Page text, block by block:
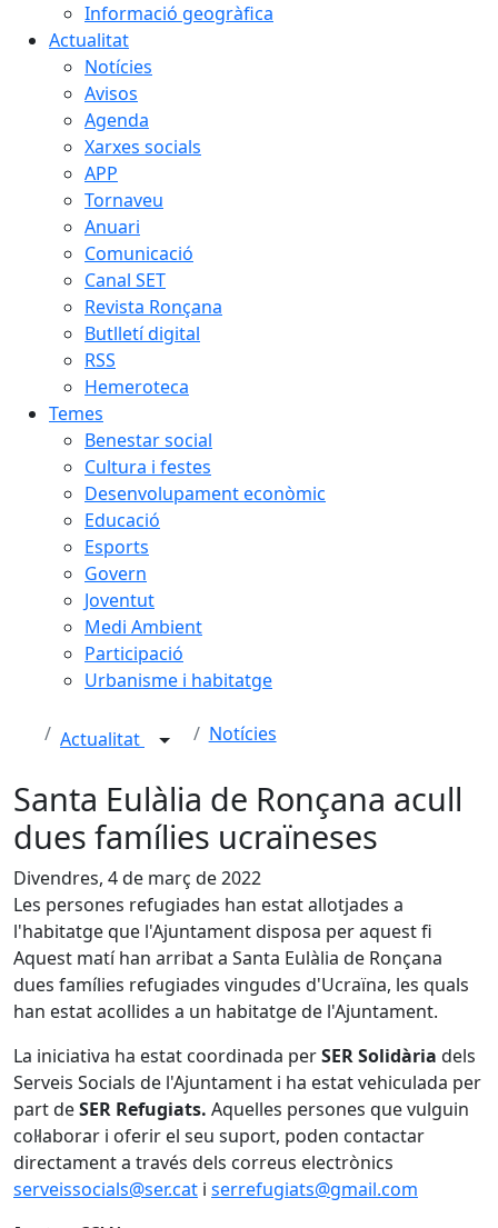
Informació geogràfica
Actualitat
Notícies
Avisos
Agenda
Xarxes socials
APP
Tornaveu
Anuari
Comunicació
Canal SET
Revista Ronçana
Butlletí digital
RSS
Hemeroteca
Temes
Benestar social
Cultura i festes
Desenvolupament econòmic
Educació
Esports
Govern
Joventut
Medi Ambient
Participació
Urbanisme i habitatge
Actualitat Notícies
Santa Eulàlia de Ronçana acull
dues famílies ucraïneses
Divendres, 4 de març de 2022
Les persones refugiades han estat allotjades a
l'habitatge que l'Ajuntament disposa per aquest fi
Aquest matí han arribat a Santa Eulàlia de Ronçana
dues famílies refugiades vingudes d'Ucraïna, les quals
han estat acollides a un habitatge de l'Ajuntament.
La iniciativa ha estat coordinada perSER Solidària dels
Serveis Socials de l'Ajuntament i ha estat vehiculada per
part deSER Refugiats. Aquelles persones que vulguin
col·laborar i oferir el seu suport, poden contactar
directament a través dels correus electrònics
serveissocials@ser.cat i serrefugiats@gmail.com